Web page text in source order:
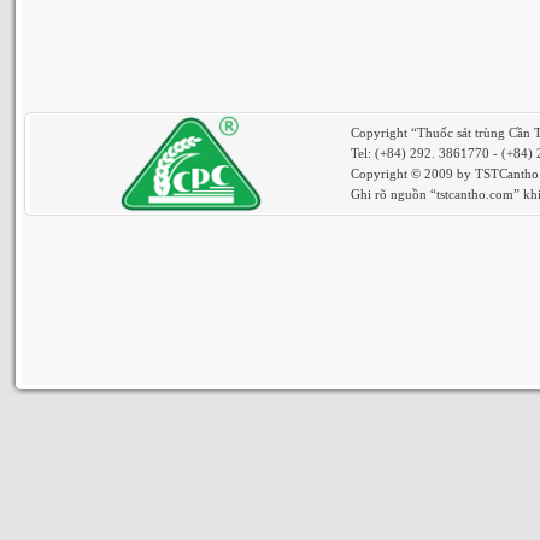
Copyright “Thuốc sát trùng Cần
Tel: (+84) 292. 3861770 - (+84)
Copyright © 2009 by
Ghi rõ nguồn “tstcantho.com”